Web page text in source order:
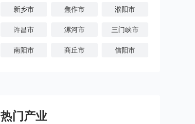
新乡市 焦作市 濮阳市
许昌市 漯河市 三门峡市
南阳市 商丘市 信阳市
热门产业